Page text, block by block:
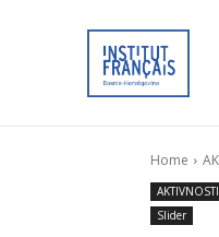
Home
Slider